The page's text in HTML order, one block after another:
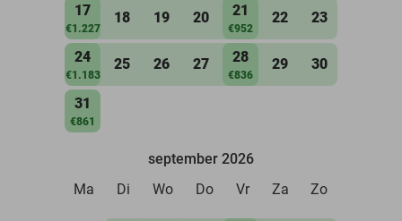
17
€1.227
18 19 20 21
€952
22 23
24
€1.183
25 26 27 28
€836
29 30
31
€861
september 2026
Ma
Di Wo Do Vr Za Zo